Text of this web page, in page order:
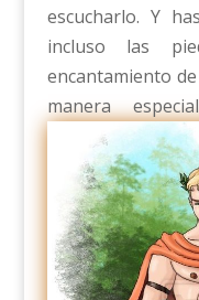
escucharlo. Y
incluso las
encantamiento
manera